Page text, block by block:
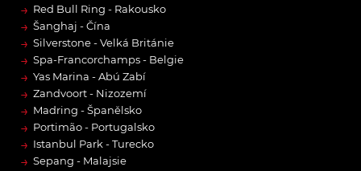
→ Red Bull Ring - Rakousko
→ Šanghaj - Čína
→ Silverstone - Velká Británie
→ Spa-Francorchamps - Belgie
→ Yas Marina - Abú Zabí
→ Zandvoort - Nizozemí
→ Madring - Španělsko
→ Portimão - Portugalsko
→ Istanbul Park - Turecko
→ Sepang - Malajsie